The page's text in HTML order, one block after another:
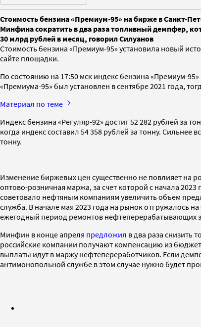
Стоимость бензина «Премиум-95» на бирже в Санкт-
Минфина сократить в два раза топливный демпфер,
30 млрд рублей в месяц, говорил Силуанов
Стоимость бензина «Премиум-95» установила новый
сайте площадки.
По состоянию на 17:50 мск индекс бензина «Премиум-
«Премиума-95» был установлен в сентябре 2021 года,
Материал по теме
Индекс бензина «Регуляр-92» достиг 52 282 рублей за
когда индекс составил 54 358 рублей за тонну.
тонну.
Изменение биржевых цен существенно не повлияет на
оптово-розничная маржа, за счет которой с начала
советовало нефтяным компаниям увеличить объем
служба. В начале мая 2023 года на рынок отгружалось
ежегодный период ремонтов нефтеперерабатывающих
Минфин в конце апреля предложил в два раза снизить
российские компании получают компенсацию из
выплаты идут в маржу нефтепереработчиков. Если
антимонопольной службе в этом случае нужно будет